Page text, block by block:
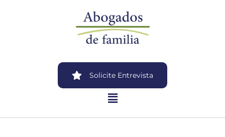
Solicite Entrevista